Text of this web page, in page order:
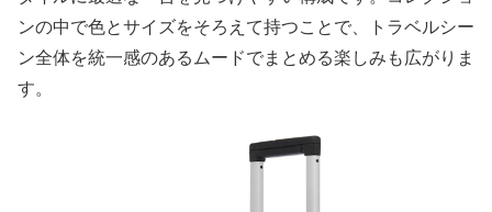
ンの中で色とサイズをそろえて持つことで、トラベルシー
ン全体を統一感のあるムードでまとめる楽しみも広がりま
す。